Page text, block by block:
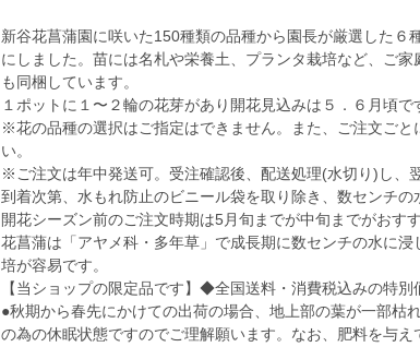
新谷花菖蒲園に咲いた150種類の品種から園長が厳選した６
にしました。苗には名札や栄養土、プランタ栽培など、ご
も同梱しています。
１ポットに１〜２輪の花芽があり開花見込みは５．６月頃で
※花の品種の選択はご指定はできません。また、ご注文ごと
い。
※ご注文は年中発送可。受注確認後、配送処理(水切り)し、
到着次第、水もれ防止のビニール袋を取り除き、数センチの
開花シーズン前のご注文時期は5月旬までが中旬までがおすす
花菖蒲は「アヤメ科・多年草」で成長期に数センチの水に
培が容易です。
【当ショップの限定品です】◆全国送料・消費税込みの特別
●秋期から春先にかけての出荷の場合、地上部の葉が一部枯
の為の休眠状態ですのでご理解願います。なお、肥料を与